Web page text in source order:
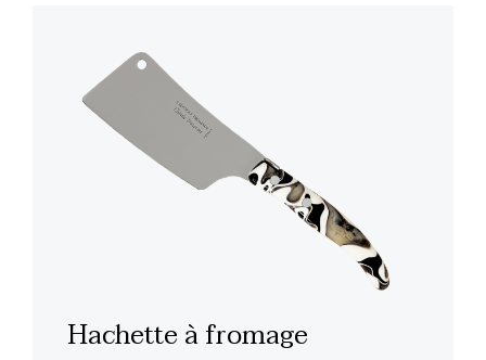
Hachette à fromage